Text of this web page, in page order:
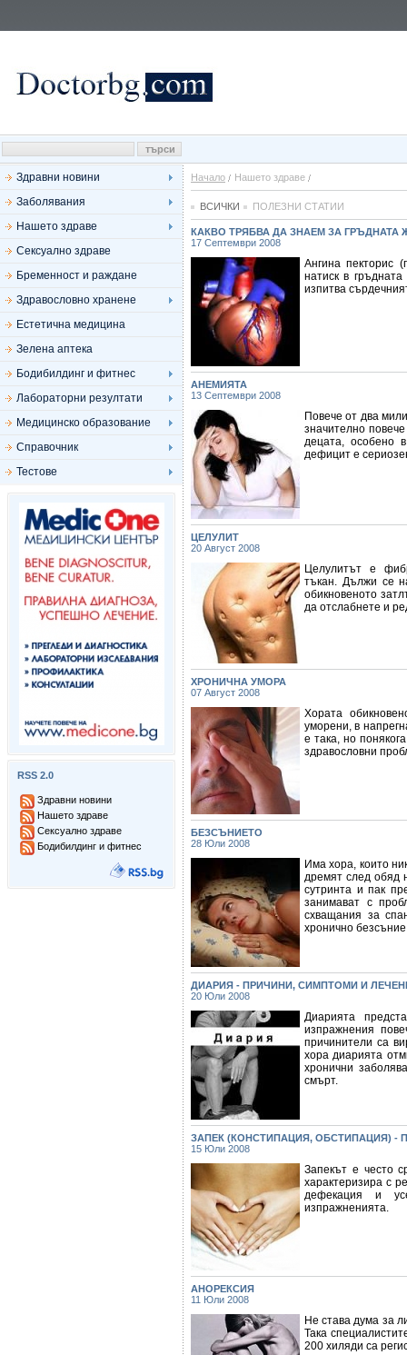
Здравни новини
Заболявания
Нашето здраве
Сексуално здраве
Бременност и раждане
Здравословно хранене
Естетична медицина
Зелена аптека
Бодибилдинг и фитнес
Лабораторни резултати
Медицинско образование
Справочник
Тестове
RSS 2.0
Здравни новини
Нашето здраве
Сексуално здраве
Бодибилдинг и фитнес
Начало Нашето здраве
ВСИЧКИ ПОЛЕЗНИ СТАТИИ
КАКВО ТРЯБВА ДА ЗНАЕМ ЗА ГРЪДНАТА
17 Септември 2008
Ангина пекторис
натиск в
изпитва
АНЕМИЯТА
13 Септември 2008
Повече от два
значително
децата, особено
дефицит е
ЦЕЛУЛИТ
20 Август 2008
Целулитът е
тъкан. Дължи се
обикновеното
да отслабнете и
ХРОНИЧНА УМОРА
07 Август 2008
Хората
уморени, в
е така, но
здравословни
БЕЗСЪНИЕТО
28 Юли 2008
Има хора, които
дремят след обяд
сутринта и пак
занимават с
схващания за
хронично безсъние
ДИАРИЯ - ПРИЧИНИ, СИМПТОМИ И
20 Юли 2008
Диарията
изпражнения
причинители са
хора диарията
хронични
смърт.
ЗАПЕК (КОНСТИПАЦИЯ, ОБСТИПАЦИЯ) -
15 Юли 2008
Запекът е често
характеризира с
дефекация и
изпражненията.
АНОРЕКСИЯ
11 Юли 2008
Не става дума за
Така
200 хиляди са